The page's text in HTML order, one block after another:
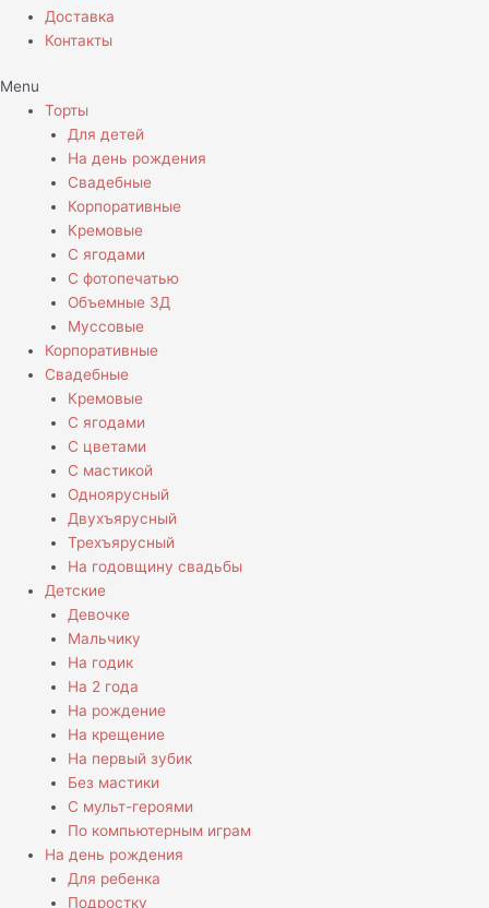
Доставка
Контакты
Menu
Торты
Для детей
На день рождения
Свадебные
Корпоративные
Кремовые
С ягодами
С фотопечатью
Объемные 3Д
Муссовые
Корпоративные
Свадебные
Кремовые
С ягодами
С цветами
С мастикой
Одноярусный
Двухъярусный
Трехъярусный
На годовщину свадьбы
Детские
Девочке
Мальчику
На годик
На 2 года
На рождение
На крещение
На первый зубик
Без мастики
С мульт-героями
По компьютерным играм
На день рождения
Для ребенка
Подростку